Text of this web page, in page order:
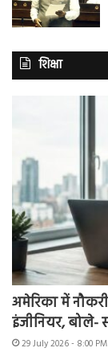
शिक्षा
अमेरिका में
इंजीनियर, बोले-
29 July 2026 - 8:00 PM